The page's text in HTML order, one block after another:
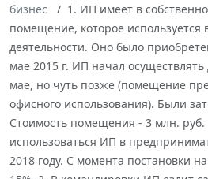
бизнес
1. ИП имеет в
помещение, которое используется
деятельности. Оно было
мае 2015 г. ИП начал осуществлять
мае, но чуть позже (помещение
офисного использования). Были
Стоимость помещения - 3 млн.
использоваться ИП в
2018 году. С момента постановки